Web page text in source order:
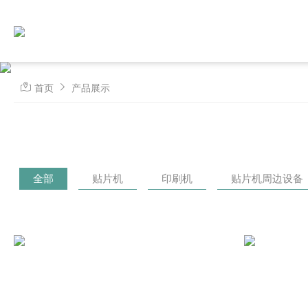
首页 产品展示
全部 贴片机 印刷机 贴片机周边设备